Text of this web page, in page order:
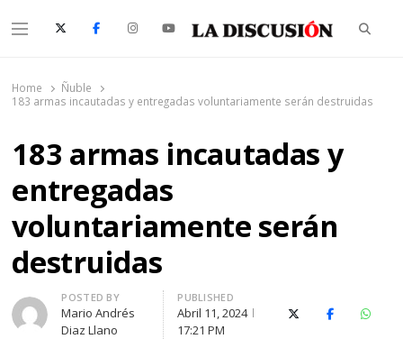
Menu
Home
Ñuble
183 armas incautadas y entregadas voluntariamente serán destruidas
183 armas incautadas y
entregadas
voluntariamente serán
destruidas
Author
POSTED BY
Mario Andrés
Diaz Llano
PUBLISHED
Abril 11, 2024
17:21 PM
X (Twitter)Facebook